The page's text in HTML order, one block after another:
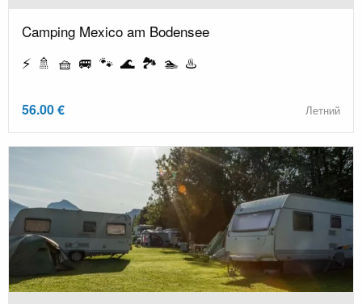
Camping Mexico am Bodensee
⚡ 🚿 🧺 🚐 🐾 🌊 🏞️ 🏊 ♨️
56.00 € Летний